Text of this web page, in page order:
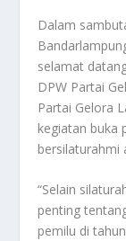
Dalam
selamat
DPW Partai
Partai Gelora
kegiatan buka
bersilaturahmi
“Selain
penting
pemilu di